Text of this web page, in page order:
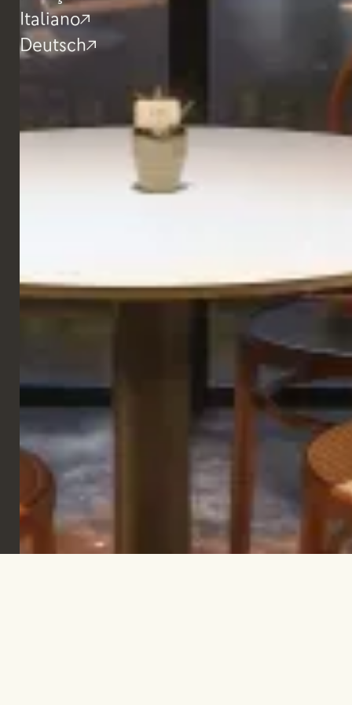
Italiano
Deutsch